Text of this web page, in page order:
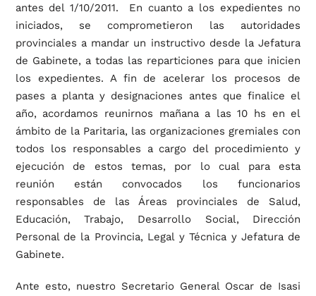
antes del 1/10/2011. En cuanto a los expedientes no
iniciados, se comprometieron las autoridades
provinciales a mandar un instructivo desde la Jefatura
de Gabinete, a todas las reparticiones para que inicien
los expedientes. A fin de acelerar los procesos de
pases a planta y designaciones antes que finalice el
año, acordamos reunirnos mañana a las 10 hs en el
ámbito de la Paritaria, las organizaciones gremiales con
todos los responsables a cargo del procedimiento y
ejecución de estos temas, por lo cual para esta
reunión están convocados los funcionarios
responsables de las Áreas provinciales de Salud,
Educación, Trabajo, Desarrollo Social, Dirección
Personal de la Provincia, Legal y Técnica y Jefatura de
Gabinete.
Ante esto, nuestro Secretario General Oscar de Isasi